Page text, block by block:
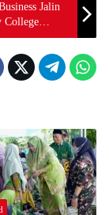
Jalin
College
Global